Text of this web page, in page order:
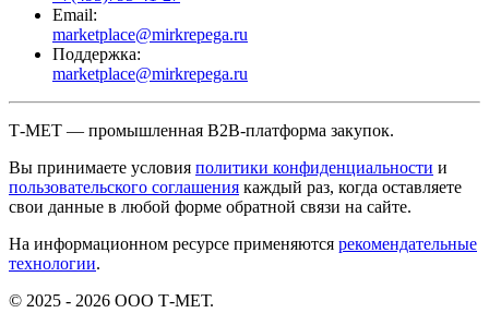
Email:
marketplace@mirkrepega.ru
Поддержка:
marketplace@mirkrepega.ru
Т-МЕТ — промышленная B2B-платформа закупок.
Вы принимаете условия политики конфиденциальности и
пользовательского соглашения каждый раз, когда оставляете
свои данные в любой форме обратной связи на сайте.
На информационном ресурсе применяются рекомендательные
технологии.
© 2025 - 2026 ООО Т-МЕТ.